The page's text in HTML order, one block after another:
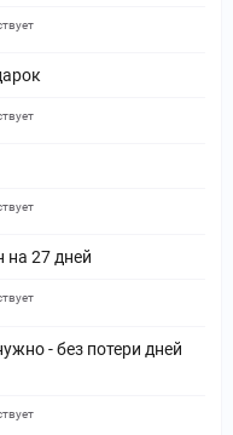
27 дней
- без потери дней